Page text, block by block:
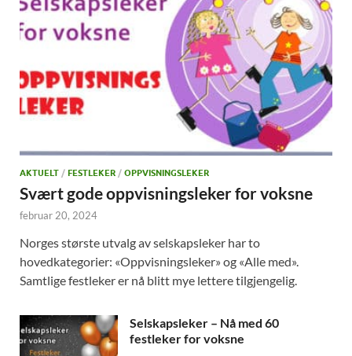
AKTUELT / FESTLEKER / OPPVISNINGSLEKER
Svært gode oppvisningsleker for voksne
februar 20, 2024
Norges største utvalg av selskapsleker har to
hovedkategorier: «Oppvisningsleker» og «Alle med».
Samtlige festleker er nå blitt mye lettere tilgjengelig.
Selskapsleker – Nå med 60
festleker for voksne